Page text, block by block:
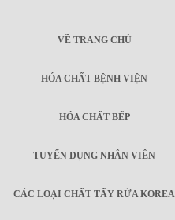
VỀ TRANG CHỦ
HÓA CHẤT BỆNH VIỆN
HÓA CHẤT BẾP
TUYỂN DỤNG NHÂN VIÊN
CÁC LOẠI CHẤT TẨY RỬA KOREA